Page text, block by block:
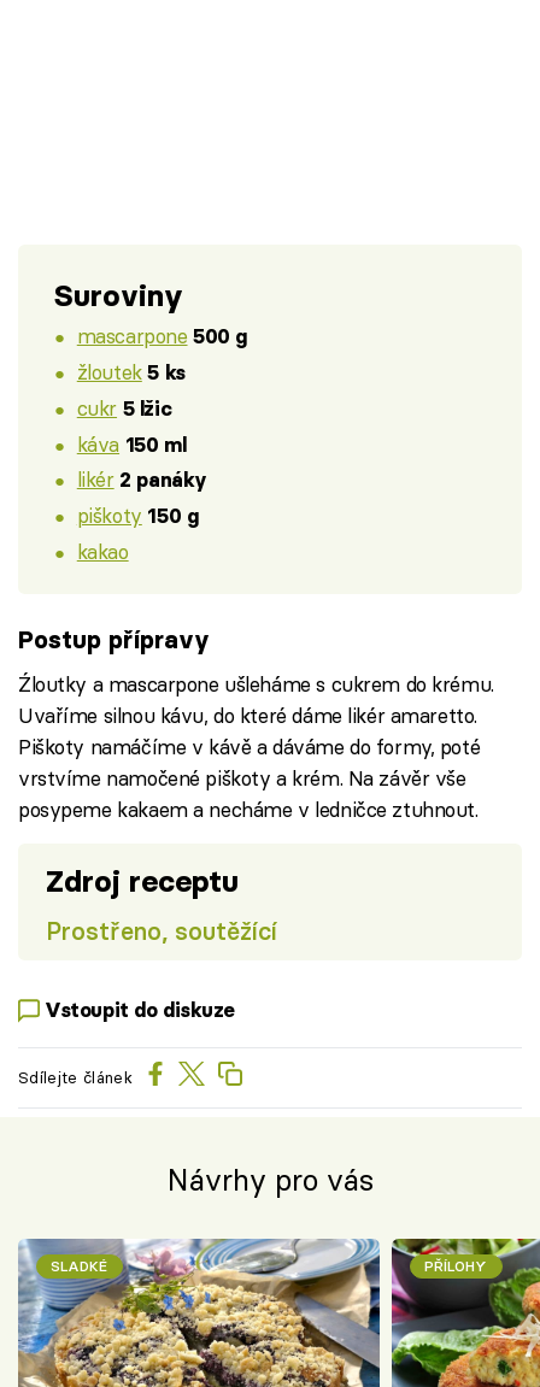
Suroviny
mascarpone 500 g
žloutek 5 ks
cukr 5 lžic
káva 150 ml
likér 2 panáky
piškoty 150 g
kakao
Postup přípravy
Źloutky a mascarpone ušleháme s cukrem do krému.
Uvaříme silnou kávu, do které dáme likér amaretto.
Piškoty namáčíme v kávě a dáváme do formy, poté
vrstvíme namočené piškoty a krém. Na závěr vše
posypeme kakaem a necháme v ledničce ztuhnout.
Zdroj receptu
Prostřeno, soutěžící
Vstoupit do diskuze
Sdílejte článek
Návrhy pro vás
SLADKÉ PŘÍLOHY